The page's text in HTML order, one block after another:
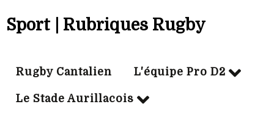
Sport | Rubriques Rugby
Rugby Cantalien L'équipe Pro D2
Le Stade Aurillacois